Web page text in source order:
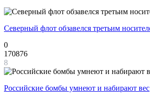
Северный флот обзавелся третьим
0
170876
8
Российские бомбы умнеют и набирают вес